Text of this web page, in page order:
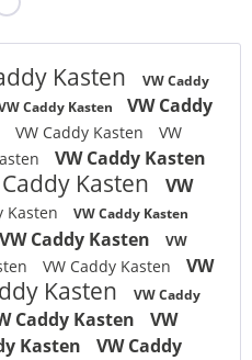
Kasten
VW Caddy
Caddy Kasten
VW Caddy
VW Caddy Kasten
VW
VW Caddy Kasten
Kasten
VW
Kasten VW Caddy Kasten
VW Caddy Kasten
VW
VW Caddy Kasten
VW
Kasten
VW Caddy
Caddy Kasten
VW
Kasten
VW Caddy